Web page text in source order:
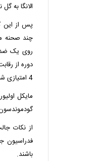
الانگا به
پس از این
روی یک
دوره از
4 امتیازی شد و به صدر جدول گروه F صعود کرد.
مایکل
از نکات
فدراسیون
باشند.